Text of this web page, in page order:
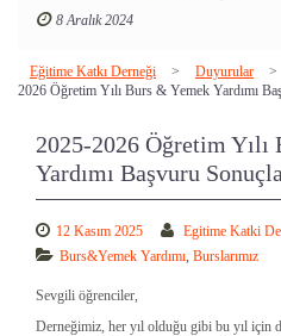
8 Aralık 2024
Eğitime Katkı Derneği > Duyurular >
2026 Öğretim Yılı Burs & Yemek Yardımı
2025-2026 Öğretim Yılı
Yardımı Başvuru
12 Kasım 2025
Egitime Katki
Burs&Yemek Yardımı, Burslarımız
Sevgili öğrenciler,
Derneğimiz, her yıl olduğu gibi bu yıl için